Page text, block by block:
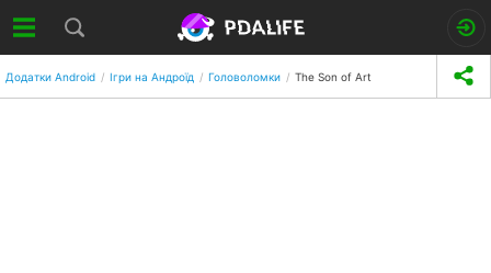
Додатки Android Ігри на Андроїд Головоломки The Son of Art